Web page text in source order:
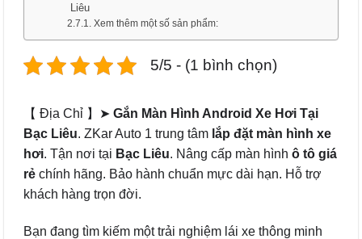
Liêu
Xem thêm một số sản phẩm:
5/5 - (1 bình chọn)
【 Địa Chỉ 】➤ Gắn Màn Hình Android Xe Hơi Tại
Bạc Liêu. ZKar Auto 1 trung tâm lắp đặt màn hình xe
hơi. Tận nơi tại Bạc Liêu. Nâng cấp màn hình ô tô giá
rẻ chính hãng. Bảo hành chuẩn mực dài hạn. Hỗ trợ
khách hàng trọn đời.
Bạn đang tìm kiếm một trải nghiệm lái xe thông minh